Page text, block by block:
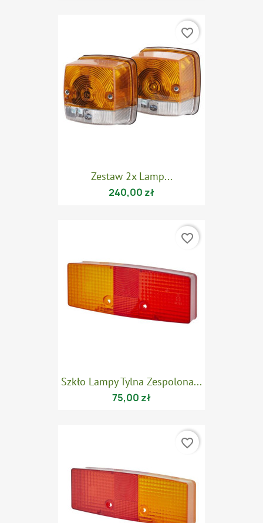
Zestaw 2x Lamp...
240,00 zł
favorite_border
Szkło Lampy Tylna Zespolona...
75,00 zł
favorite_border
favorite_border